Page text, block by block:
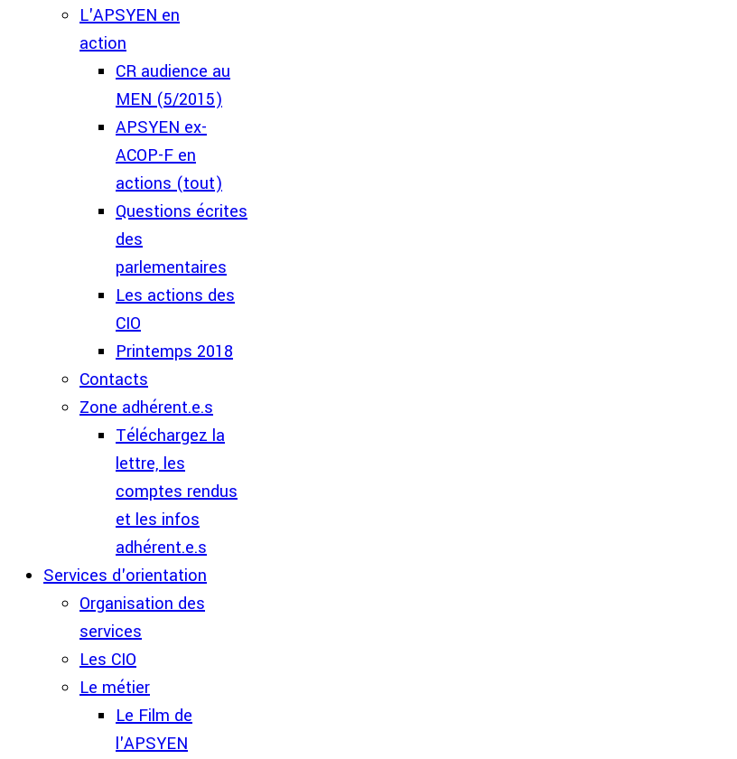
L'APSYEN en
action
CR audience au
MEN (5/2015)
APSYEN ex-
ACOP-F en
actions (tout)
Questions écrites
des
parlementaires
Les actions des
CIO
Printemps 2018
Contacts
Zone adhérent.e.s
Téléchargez la
lettre, les
comptes rendus
et les infos
adhérent.e.s
Services d'orientation
Organisation des
services
Les CIO
Le métier
Le Film de
l'APSYEN